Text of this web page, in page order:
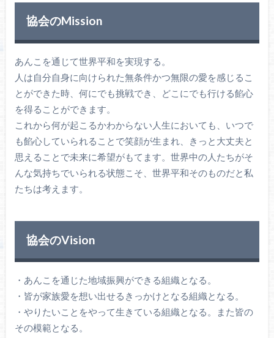
協会のMission
あんこを通じて世界平和を実現する。
人は自分自身に向けられた無条件かつ無限の愛を感じるこ
とができた時、何にでも挑戦でき、どこにでも行ける餡心
を得ることができます。
これから何が起こるかわからない人生においても、いつで
も餡心していられることで笑顔が生まれ、きっと大丈夫と
思えることで未来に希望がもてます。世界中の人たちがそ
んな気持ちでいられる状態こそ、世界平和そのものだと私
たちは考えます。
協会のVision
・あんこを通じた地域振興ができる組織となる。
・皆が家族愛を想い出せるきっかけとなる組織となる。
・やりたいことをやって生きている組織となる。また皆の
その模範となる。